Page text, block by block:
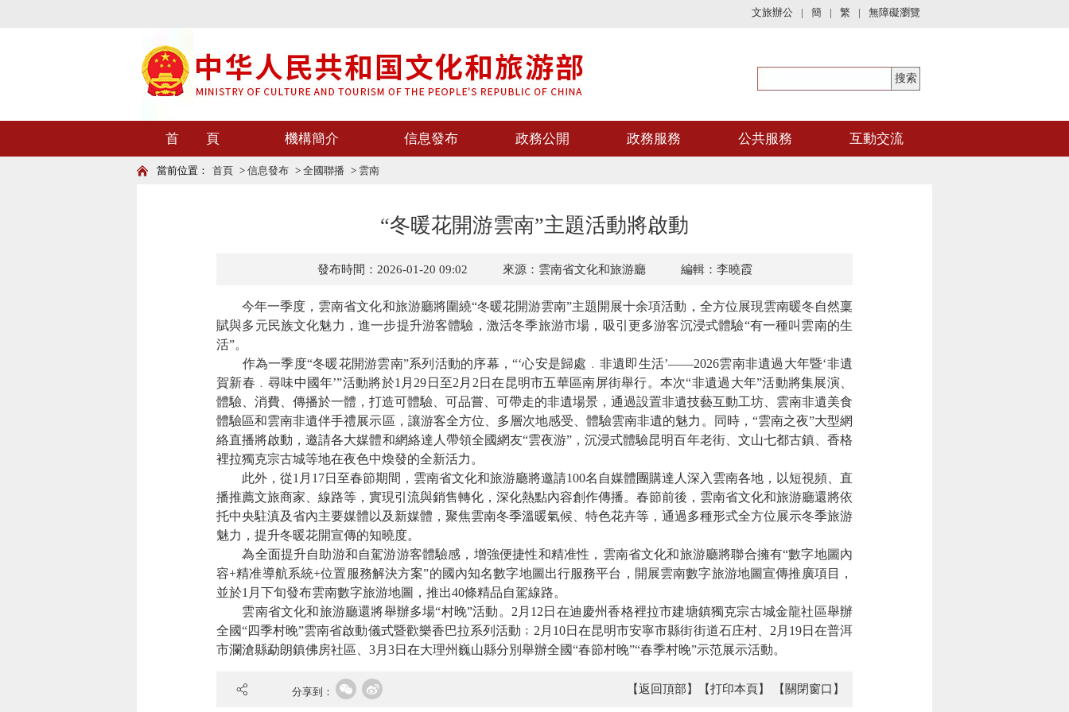
文旅辦公 | 簡 | 繁 | 無障礙瀏覽
首 頁 機構簡介 信息發布 政務公開 政務服務 公共服務 互動交流
當前位置： 首頁 > 信息發布 > 全國聯播 > 雲南
“冬暖花開游雲南”主題活動將啟動
發布時間：2026-01-20 09:02 來源：雲南省文化和旅游廳 編輯：李曉霞
今年一季度，雲南省文化和旅游廳將圍繞“冬暖花開游雲南”主題開展十余項活動，全方位展現雲南暖冬自然稟
賦與多元民族文化魅力，進一步提升游客體驗，激活冬季旅游市場，吸引更多游客沉浸式體驗“有一種叫雲南的生
活”。
作為一季度“冬暖花開游雲南”系列活動的序幕，“‘心安是歸處﹒非遺即生活’——2026雲南非遺過大年暨‘非遺
賀新春﹒尋味中國年’”活動將於1月29日至2月2日在昆明市五華區南屏街舉行。本次“非遺過大年”活動將集展演、
體驗、消費、傳播於一體，打造可體驗、可品嘗、可帶走的非遺場景，通過設置非遺技藝互動工坊、雲南非遺美食
體驗區和雲南非遺伴手禮展示區，讓游客全方位、多層次地感受、體驗雲南非遺的魅力。同時，“雲南之夜”大型網
絡直播將啟動 ，邀請各大媒體和網絡達人帶領全國網友“雲夜游”，沉浸式體驗昆明百年老街、文山七都古鎮、香格
裡拉獨克宗古城等地在夜色中煥發的全新活力。
此外，從1月17日至春節期間，雲南省文化和旅游廳將邀請100名自媒體團購達人深入雲南各地，以短視頻、直
播推薦文旅商家、線路等，實現引流與銷售轉化，深化熱點內容創作傳播。春節前後，雲南省文化和旅游廳還將依
托中央駐滇及省內主要媒體以及新媒體，聚焦雲南冬季溫暖氣候、特色花卉等，通過多種形式全方位展示冬季旅游
魅力，提升冬暖花開宣傳的知曉度。
為全面提升自助游和自駕游游客體驗感，增強便捷性和精准性，雲南省文化和旅游廳將聯合擁有“數字地圖內
容+精准導航系統+位置服務解決方案”的國內知名數字地圖出行服務平台，開展雲南數字旅游地圖宣傳推廣項目，
並於1月下旬發布雲南數字旅游地圖，推出40條精品自駕線路。
雲南省文化和旅游廳還將舉辦多場“村晚”活動。2月12日在迪慶州香格裡拉市建塘鎮獨克宗古城金龍社區舉辦
全國“四季村晚”雲南省啟動儀式暨歡樂香巴拉系列活動﹔2月10日在昆明市安寧市縣街街道石庄村、2月19日在普洱
市瀾滄縣勐朗鎮佛房社區、3月3日在大理州巍山縣分別舉辦全國“春節村晚”“春季村晚”示范展示活動。
分享到： 【返回頂部】 【打印本頁】 【關閉窗口】